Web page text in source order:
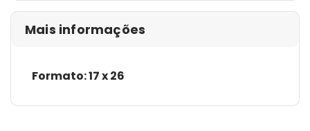
Mais informações
Formato: 17 x 26